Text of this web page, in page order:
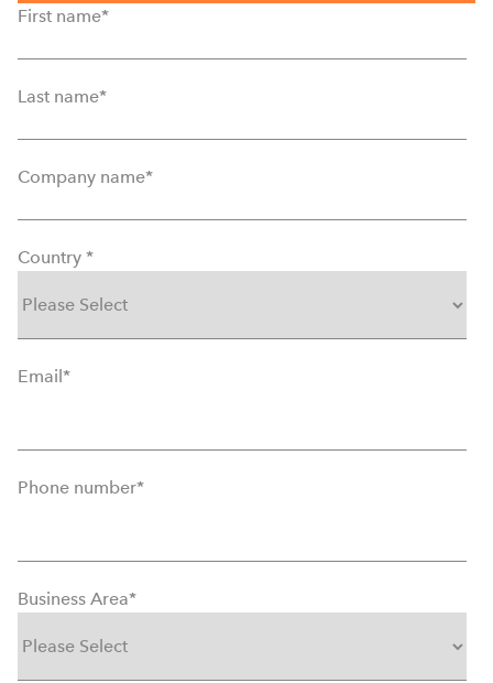
First name*
Last name*
Company name*
Country *
Email *
Phone number*
Business Area*